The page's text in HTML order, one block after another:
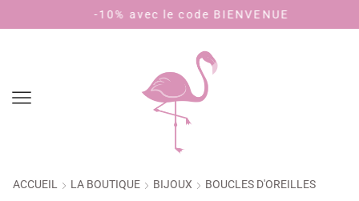
avec le code BIENVENUE Payez en 4
ACCUEIL LA BOUTIQUE BIJOUX BOUCLES D'OREILLES